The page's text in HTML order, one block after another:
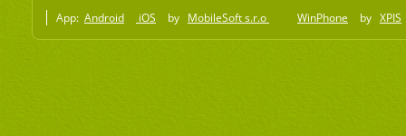
App: Android iOS by MobileSoft s.r.o WinPhone by XPIS